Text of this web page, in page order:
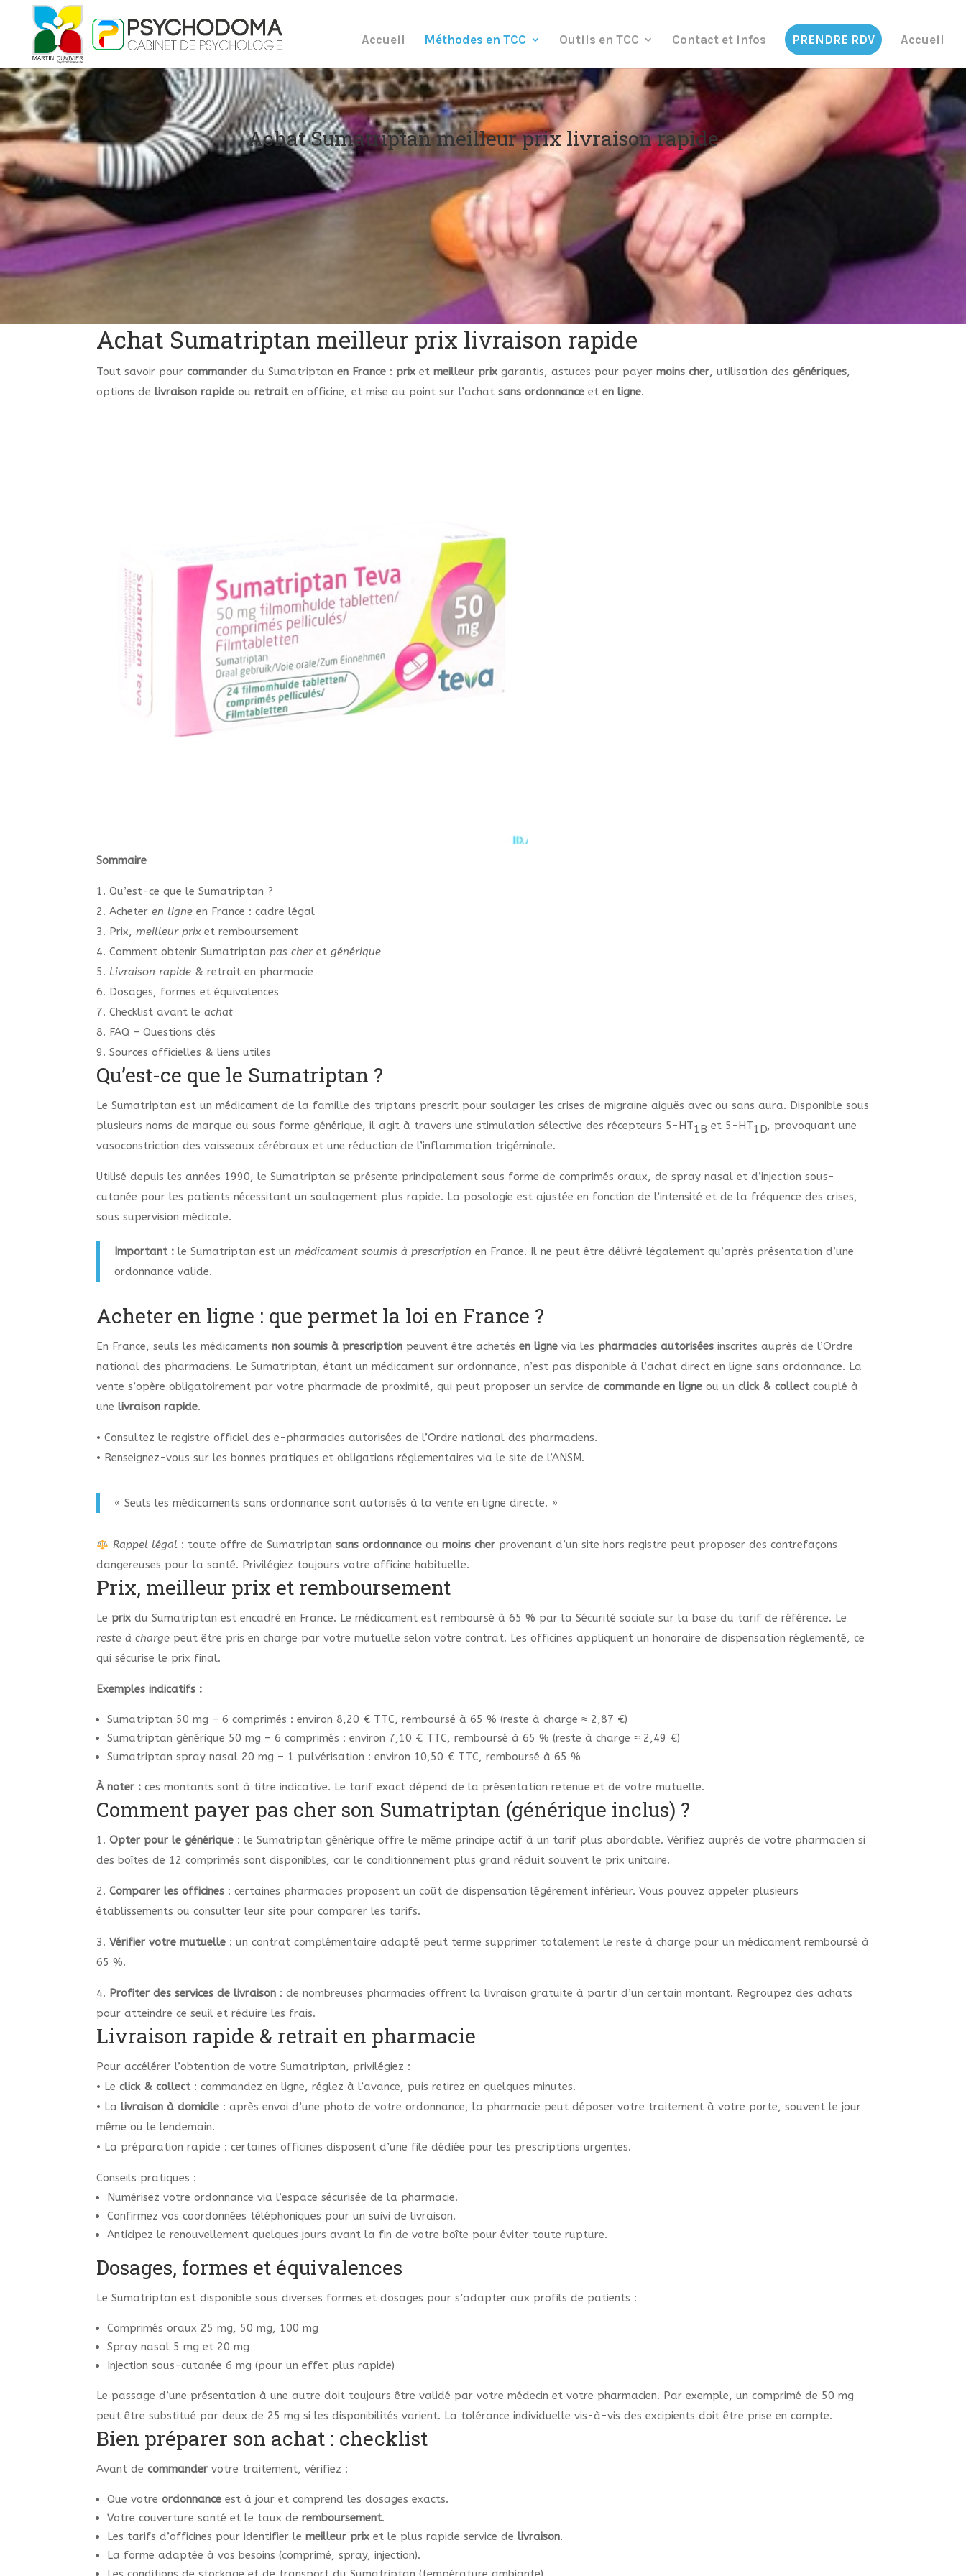
Accueil Méthodes en TCC Outils en TCC Contact et infos PRENDRE RDV Accueil
Achat Sumatriptan meilleur prix livraison rapide
Achat Sumatriptan meilleur prix livraison rapide
Tout savoir pourcommander du Sumatriptanen France : prix etmeilleur prix garantis, astuces pour payermoins cher, utilisation desgénériques,
options delivraison rapide ouretraiten officine, et mise au point sur l’achatsans ordonnance eten ligne.
Sommaire
1. Qu’est-ce que le Sumatriptan ?
2. Acheteren ligne en France : cadre légal
3. Prix,meilleur prix et remboursement
4. Comment obtenir Sumatriptanpas cheretgénérique
5.Livraison rapide & retrait en pharmacie
6. Dosages, formes et équivalences
7. Checklist avant leachat
8. FAQ – Questions clés
9. Sources officielles & liens utiles
Qu’est-ce que le Sumatriptan ?
Le Sumatriptan est un médicament de la famille des triptans prescrit pour soulager les crises de migraine aiguës avec ou sans aura. Disponible sous
plusieurs noms de marque ou sous forme générique, il agit à travers une stimulation sélective des récepteurs 5-HT1B et 5-HT1D, provoquant une
vasoconstriction des vaisseaux cérébraux et une réduction de l’inflammation trigéminale.
Utilisé depuis les années 1990, le Sumatriptan se présente principalement sous forme de comprimés oraux, de spray nasal et d’injection sous-
cutanée pour les patients nécessitant un soulagement plus rapide. La posologie est ajustée en fonction de l’intensité et de la fréquence des crises,
sous supervision médicale.
Important : le Sumatriptan est unmédicament soumis à prescription en France. Il ne peut être délivré légalement qu’après présentation d’une
ordonnance valide.
Acheter en ligne : que permet la loi en France ?
En France, seuls les médicamentsnon soumis à prescription peuvent être achetésen ligne via les pharmacies autorisées inscrites auprès de l’Ordre
national des pharmaciens. Le Sumatriptan, étant un médicament sur ordonnance, n’est pas disponible à l’achat direct en ligne sans ordonnance. La
vente s’opère obligatoirement par votre pharmacie de proximité, qui peut proposer un service decommande en ligne ou unclick & collectcouplé à
unelivraison rapide.
• Consultez le registre officiel des e-pharmacies autorisées de l’Ordre national des pharmaciens.
• Renseignez-vous sur les bonnes pratiques et obligations réglementaires via le site de l’ANSM.
« Seuls les médicaments sans ordonnance sont autorisés à la vente en ligne directe. »
Rappel légal: toute offre de Sumatriptan sans ordonnanceou moins cherprovenant d’un site hors registre peut proposer des contrefaçons
dangereuses pour la santé. Privilégiez toujours votre officine habituelle.
Prix, meilleur prix et remboursement
Le prix du Sumatriptan est encadré en France. Le médicament est remboursé à 65 % par la Sécurité sociale sur la base du tarif de référence. Le
reste à charge peut être pris en charge par votre mutuelle selon votre contrat. Les officines appliquent un honoraire de dispensation réglementé, ce
qui sécurise le prix final.
Exemples indicatifs :
Sumatriptan 50 mg – 6 comprimés : environ 8,20 € TTC, remboursé à 65 % (reste à charge ≈ 2,87 €)
Sumatriptan générique 50 mg – 6 comprimés : environ 7,10 € TTC, remboursé à 65 % (reste à charge ≈ 2,49 €)
Sumatriptan spray nasal 20 mg – 1 pulvérisation : environ 10,50 € TTC, remboursé à 65 %
À noter : ces montants sont à titre indicative. Le tarif exact dépend de la présentation retenue et de votre mutuelle.
Comment payer pas cher son Sumatriptan (générique inclus) ?
1.Opter pour le générique : le Sumatriptan générique offre le même principe actif à un tarif plus abordable. Vérifiez auprès de votre pharmacien si
des boîtes de 12 comprimés sont disponibles, car le conditionnement plus grand réduit souvent le prix unitaire.
2.Comparer les officines : certaines pharmacies proposent un coût de dispensation légèrement inférieur. Vous pouvez appeler plusieurs
établissements ou consulter leur site pour comparer les tarifs.
3.Vérifier votre mutuelle : un contrat complémentaire adapté peut terme supprimer totalement le reste à charge pour un médicament remboursé à
65 %.
4. Profiter des services de livraison : de nombreuses pharmacies offrent la livraison gratuite à partir d’un certain montant. Regroupez des achats
pour atteindre ce seuil et réduire les frais.
Livraison rapide & retrait en pharmacie
Pour accélérer l’obtention de votre Sumatriptan, privilégiez :
• Leclick & collect: commandez en ligne, réglez à l’avance, puis retirez en quelques minutes.
• Lalivraison à domicile : après envoi d’une photo de votre ordonnance, la pharmacie peut déposer votre traitement à votre porte, souvent le jour
même ou le lendemain.
• La préparation rapide : certaines officines disposent d’une file dédiée pour les prescriptions urgentes.
Conseils pratiques :
Numérisez votre ordonnance via l’espace sécurisée de la pharmacie.
Confirmez vos coordonnées téléphoniques pour un suivi de livraison.
Anticipez le renouvellement quelques jours avant la fin de votre boîte pour éviter toute rupture.
Dosages, formes et équivalences
Le Sumatriptan est disponible sous diverses formes et dosages pour s’adapter aux profils de patients :
Comprimés oraux 25 mg, 50 mg, 100 mg
Spray nasal 5 mg et 20 mg
Injection sous-cutanée 6 mg (pour un effet plus rapide)
Le passage d’une présentation à une autre doit toujours être validé par votre médecin et votre pharmacien. Par exemple, un comprimé de 50 mg
peut être substitué par deux de 25 mg si les disponibilités varient. La tolérance individuelle vis-à-vis des excipients doit être prise en compte.
Bien préparer son achat : checklist
Avant decommander votre traitement, vérifiez :
Que votreordonnance est à jour et comprend les dosages exacts.
Votre couverture santé et le taux deremboursement.
Les tarifs d’officines pour identifier lemeilleur prix et le plus rapide service delivraison.
La forme adaptée à vos besoins (comprimé, spray, injection).